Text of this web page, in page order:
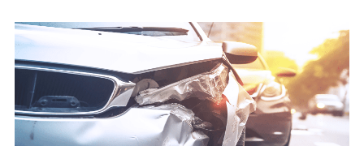
【共同して利用される利用データの項目】
当社又は株式会社NTTドコモがサービス提供等を通じて取得
した、以下の情報などの個人データ
基本情報
氏名、電話番号、メールアドレス、お客さまの識別子、